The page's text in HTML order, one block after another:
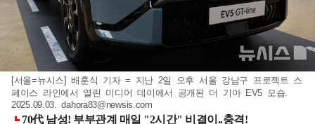
[서울=뉴시스] 배훈식 기자 = 지난 2일 오후 서울 강남구 프로젝트 스
페이스 라인에서 열린 미디어 데이에서 공개된 더 기아 EV5 모습.
2025.09.03.dahora83@newsis.com